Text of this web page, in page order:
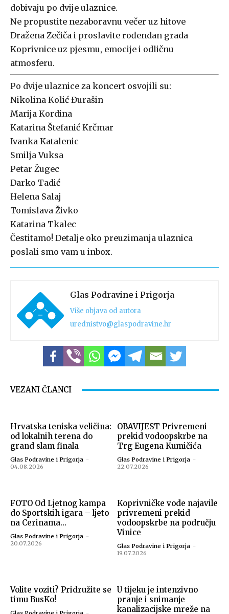
dobivaju po dvije ulaznice.
Ne propustite nezaboravnu večer uz hitove
Dražena Zečiča i proslavite rođendan grada
Koprivnice uz pjesmu, emocije i odličnu
atmosferu.
Po dvije ulaznice za koncert osvojili su:
Nikolina Kolić Đurašin
Marija Kordina
Katarina Štefanić Krčmar
Ivanka Katalenic
Smilja Vuksa
Petar Žugec
Darko Tadić
Helena Salaj
Tomislava Živko
Katarina Tkalec
Čestitamo! Detalje oko preuzimanja ulaznica
poslali smo vam u inbox.
Glas Podravine i Prigorja
Više objava od autora
urednistvo@glaspodravine.hr
VEZANI ČLANCI
Hrvatska teniska veličina:
od lokalnih terena do
grand slam finala
Glas Podravine i Prigorja -
04.08.2026
OBAVIJEST Privremeni
prekid vodoopskrbe na
Trg Eugena Kumičića
Glas Podravine i Prigorja -
22.07.2026
FOTO Od Ljetnog kampa
do Sportskih igara – ljeto
na Cerinama...
Glas Podravine i Prigorja -
20.07.2026
Koprivničke vode najavile
privremeni prekid
vodoopskrbe na području
Vinice
Glas Podravine i Prigorja -
19.07.2026
Volite voziti? Pridružite se
timu BusKo!
U tijeku je intenzivno
pranje i snimanje
kanalizacijske mreže na